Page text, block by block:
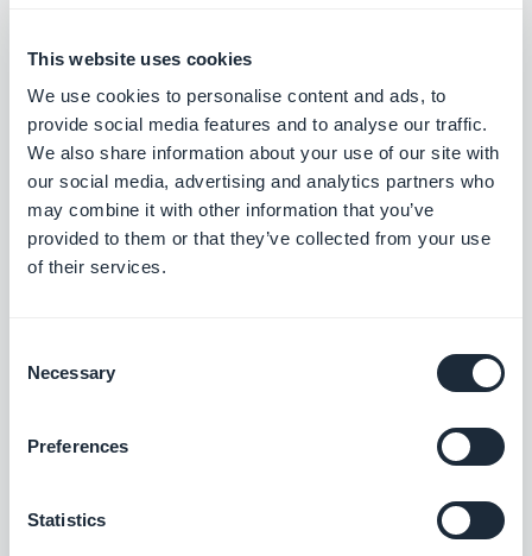
This website uses cookies
We use cookies to personalise content and ads, to
provide social media features and to analyse our traffic.
We also share information about your use of our site with
our social media, advertising and analytics partners who
may combine it with other information that you’ve
provided to them or that they’ve collected from your use
of their services.
Selection
Necessary
Preferences
Statistics
Vis automatisk innholdet du legger ut på
Vimeo i GoodBarber-appen med vår
Vimeo-integrasjon, slik at du kan
synkronisere innleggene dine i sanntid.
Gratis
YouTube
Pixel) og Facebook Event Analytics SDK i
appen din for å analysere brukernes atferd